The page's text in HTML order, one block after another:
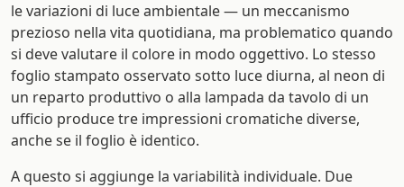
le variazioni di luce ambientale — un meccanismo
prezioso nella vita quotidiana, ma problematico quando
si deve valutare il colore in modo oggettivo. Lo stesso
foglio stampato osservato sotto luce diurna, al neon di
un reparto produttivo o alla lampada da tavolo di un
ufficio produce tre impressioni cromatiche diverse,
anche se il foglio è identico.
A questo si aggiunge la variabilità individuale. Due